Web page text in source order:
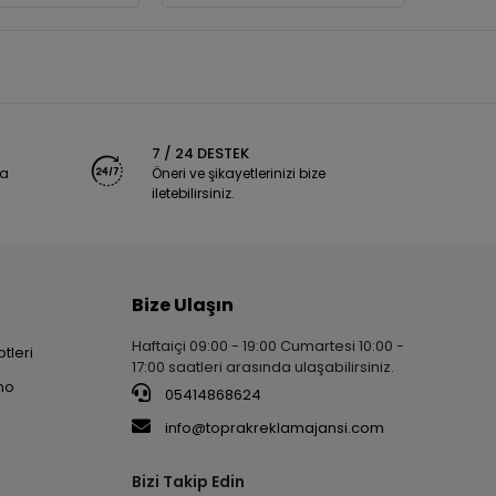
7 / 24 DESTEK
Öneri ve şikayetlerinizi bize
iletebilirsiniz.
Bize Ulaşın
Haftaiçi 09:00 - 19:00 Cumartesi 10:00 -
17:00 saatleri arasında ulaşabilirsiniz.
05414868624
info@toprakreklamajansi.com
Bizi Takip Edin